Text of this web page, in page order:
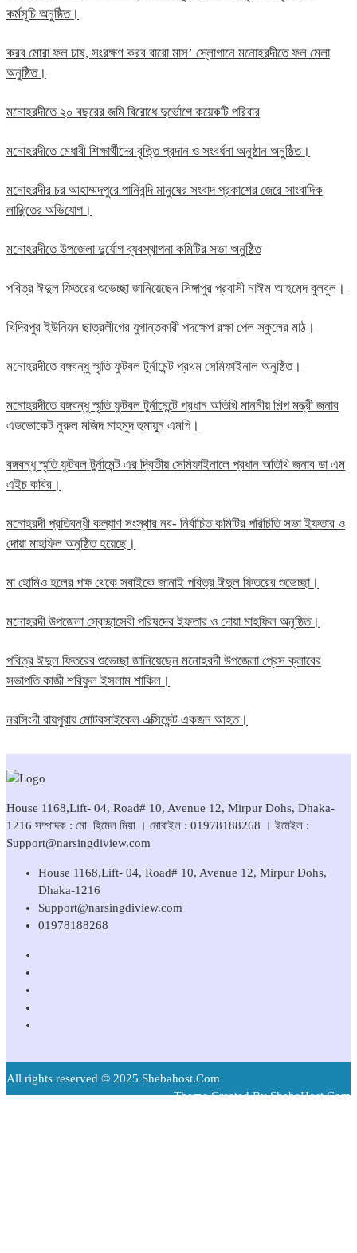
কর্মসূচি অনুষ্ঠিত।
করব মোরা ফল চাষ, সংরক্ষণ করব বারো মাস’ স্লোগানে মনোহরদীতে ফল মেলা
অনুষ্ঠিত।
মনোহরদীতে ২০ বছরের জমি বিরোধে দুর্ভোগে কয়েকটি পরিবার
মনোহরদীতে মেধাবী শিক্ষার্থীদের বৃত্তি প্রদান ও সংবর্ধনা অনুষ্ঠান অনুষ্ঠিত।
মনোহরদীর চর আহাম্মদপুরে পানিবন্দি মানুষের সংবাদ প্রকাশের জেরে সাংবাদিক
লাঞ্ছিতের অভিযোগ।
মনোহরদীতে উপজেলা দুর্যোগ ব্যবস্থাপনা কমিটির সভা অনুষ্ঠিত
পবিত্র ঈদুল ফিতরের শুভেচ্ছা জানিয়েছেন সিঙ্গাপুর প্রবাসী নাঈম আহমেদ বুলবুল।
খিদিরপুর ইউনিয়ন ছাত্রলীগের যুগান্তকারী পদক্ষেপ রক্ষা পেল স্কুলের মাঠ।
মনোহরদীতে বঙ্গবন্ধু স্মৃতি ফুটবল টুর্নামেন্ট প্রথম সেমিফাইনাল অনুষ্ঠিত।
মনোহরদীতে বঙ্গবন্ধু স্মৃতি ফুটবল টুর্নামেন্টে প্রধান অতিথি মাননীয় শিল্প মন্ত্রী জনাব
এডভোকেট নুরুল মজিদ মাহমুদ হুমায়ূন এমপি।
বঙ্গবন্ধু স্মৃতি ফুটবল টুর্নামেন্ট এর দ্বিতীয় সেমিফাইনালে প্রধান অতিথি জনাব ডা এম
এইচ কবির।
মনোহরদী প্রতিবন্ধী কল্যাণ সংস্থার নব- নির্বাচিত কমিটির পরিচিতি সভা ইফতার ও
দোয়া মাহফিল অনুষ্ঠিত হয়েছে।
মা হোমিও হলের পক্ষ থেকে সবাইকে জানাই পবিত্র ঈদুল ফিতরের শুভেচ্ছা।
মনোহরদী উপজেলা স্বেচ্ছাসেবী পরিষদের ইফতার ও দোয়া মাহফিল অনুষ্ঠিত।
পবিত্র ঈদুল ফিতরের শুভেচ্ছা জানিয়েছেন মনোহরদী উপজেলা প্রেস ক্লাবের
সভাপতি কাজী শরিফুল ইসলাম শাকিল।
নরসিংদী রায়পুরায় মোটরসাইকেল এক্সিডেন্ট একজন আহত।
House 1168,Lift- 04, Road# 10, Avenue 12, Mirpur Dohs, Dhaka-
1216 সম্পাদক : মো হিমেল মিয়া । মোবাইল : 01978188268 । ইমেইল :
Support@narsingdiview.com
House 1168,Lift- 04, Road# 10, Avenue 12, Mirpur Dohs,
Dhaka-1216
Support@narsingdiview.com
01978188268
All rights reserved © 2025 Shebahost.Com
Theme Created By ShebaHost.Com